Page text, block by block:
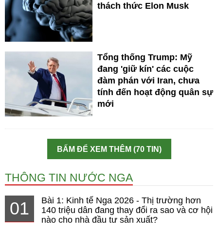
thách thức Elon Musk
Tổng thống Trump: Mỹ
đang 'giữ kín' các cuộc
đàm phán với Iran, chưa
tính đến hoạt động quân sự
mới
BẤM ĐỂ XEM THÊM (70 TIN)
THÔNG TIN NƯỚC NGA
01
Bài 1: Kinh tế Nga 2026 - Thị trường hơn
140 triệu dân đang thay đổi ra sao và cơ hội
nào cho nhà đầu tư sản xuất?